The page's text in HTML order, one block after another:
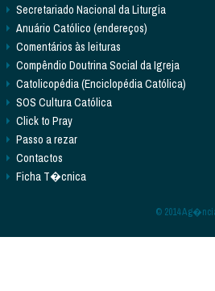
Secretariado Nacional da Liturgia
Anuário Católico (endereços)
Comentários às leituras
Compêndio Doutrina Social da Igreja
Catolicopédia (Enciclopédia Católica)
SOS Cultura Católica
Click to Pray
Passo a rezar
Contactos
Ficha T�cnica
© 2014